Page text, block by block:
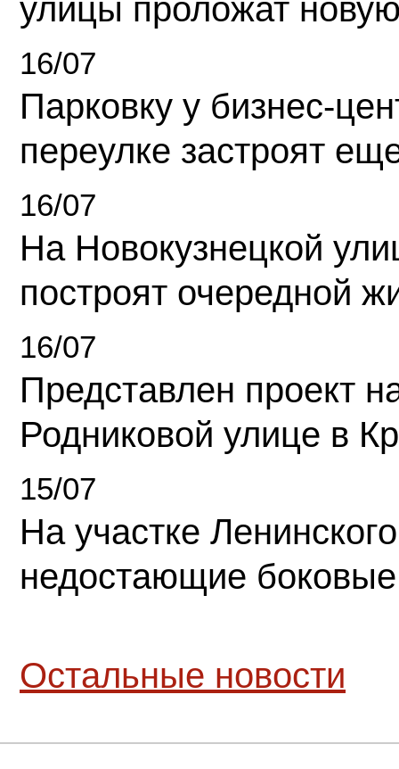
улицы проложат
16/07
Парковку у бизнес-
переулке застроят
16/07
На Новокузнецкой
построят очередной
16/07
Представлен проект
Родниковой улице в
15/07
На участке
недостающие
Остальные новости